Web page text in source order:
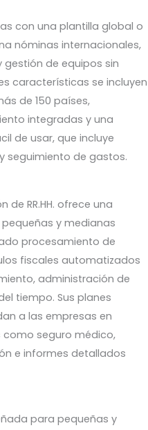
con una plantilla global o
nóminas internacionales,
de equipos sin
características se incluyen
de 150 países,
integradas y una
de usar, que incluye
seguimiento de gastos.
RR.HH. ofrece una
y medianas
procesamiento de
fiscales automatizados
administración de
tiempo. Sus planes
a las empresas en
seguro médico,
e informes detallados
para pequeñas y